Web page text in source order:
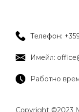
Телефон:
Имейл:
Работно
Copyright ©2023